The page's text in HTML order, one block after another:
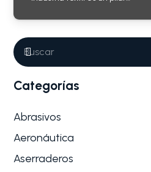
Categorías
Abrasivos
Aeronáutica
Aserraderos